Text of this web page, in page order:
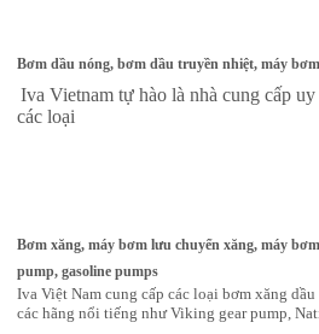
Bơm dầu nóng, bơm dầu truyền nhiệt, máy
Iva Vietnam tự hào là nhà cung cấp
các loại
Bơm xăng, máy bơm lưu chuyển xăng, máy
pump, gasoline pumps
Iva Việt Nam cung cấp các loại bơm xăng
các hãng nổi tiếng như Viking gear pump,